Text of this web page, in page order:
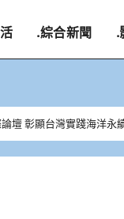
.綜合新聞 .
壇 彰顯台灣實踐海洋永